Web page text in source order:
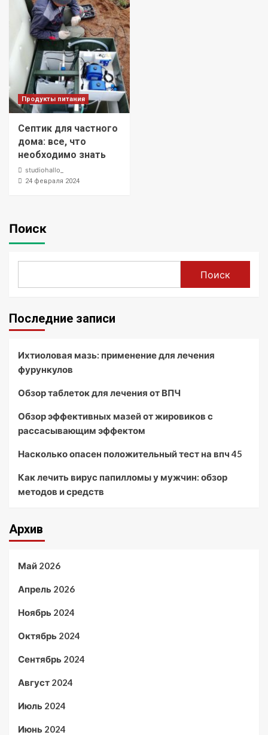
Продукты питания
Септик для частного
дома: все, что
необходимо знать
studiohallo_
24 февраля 2024
Поиск
Поиск
Последние записи
Ихтиоловая мазь: применение для лечения
фурункулов
Обзор таблеток для лечения от ВПЧ
Обзор эффективных мазей от жировиков с
рассасывающим эффектом
Насколько опасен положительный тест на впч 45
Как лечить вирус папилломы у мужчин: обзор
методов и средств
Архив
Май 2026
Апрель 2026
Ноябрь 2024
Октябрь 2024
Сентябрь 2024
Август 2024
Июль 2024
Июнь 2024